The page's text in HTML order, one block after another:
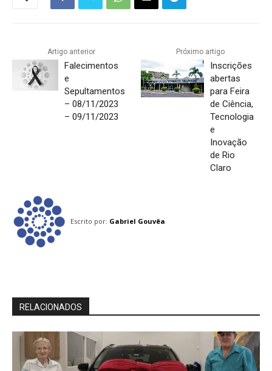
Artigo anterior
Falecimentos
e
Sepultamentos
– 08/11/2023
– 09/11/2023
Próximo artigo
Inscrições
abertas
para Feira
de Ciência,
Tecnologia
e
Inovação
de Rio
Claro
Escrito por: Gabriel Gouvêa
RELACIONADOS